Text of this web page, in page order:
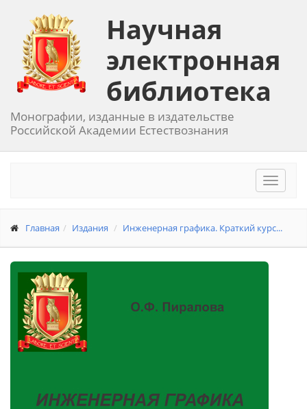
Научная
электронная
библиотека
Монографии, изданные в издательстве
Российской Академии Естествознания
Toggle
Главная Издания Инженерная графика. Краткий курс...